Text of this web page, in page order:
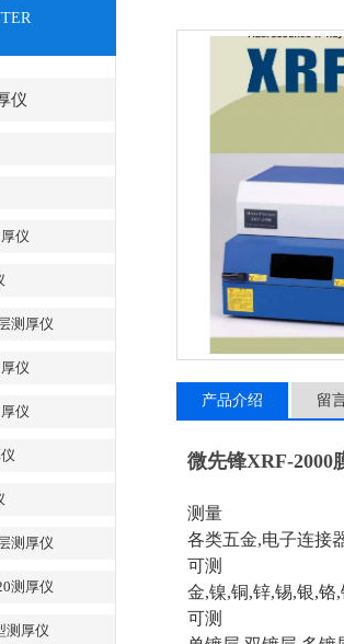
仪
仪
测厚仪
仪
仪
测厚仪
测厚仪
测厚仪
产品介绍 留
微先锋XRF-2000
测量
各类五金,电子连接
可测
金,镍,铜,锌,锡,银,铬
可测